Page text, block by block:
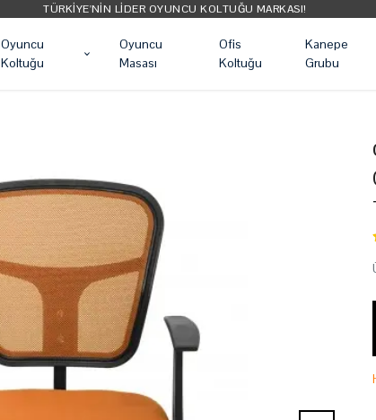
TÜRKIYE'NIN LIDER OYUNCU KOLTUĞU MARKASI!
Oyuncu
Koltuğu
Oyuncu
Masası
Ofis
Koltuğu
Kanepe
Grubu